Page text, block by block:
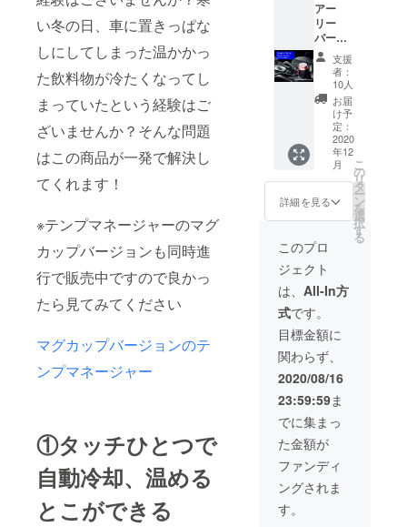
い冬の日、車に置きっぱな
しにしてしまった温かかっ
た飲料物が冷たくなってし
まっていたという経験はご
ざいませんか？そんな問題
はこの商品が一発で解決し
てくれます！
※テンプマネージャーのマグ
カップバージョンも同時進
行で販売中ですので良かっ
たら見てみてください
マグカップバージョンのテ
ンプマネージャー
①タッチひとつで
自動冷却、温める
とこができる
アー
リー
バード
通常販
売予定
価格
8800円
→5500
円 先着
10名様
限定
支援
者：
10人
お届
け予
定：
2020
年12
月
詳細を見る
こ
の
リ
タ
ー
ン
を
選
択
す
る
このプロ
ジェクト
は、 All-In方
式です。
目標金額に
関わらず、
2020/08/16
23:59:59ま
でに集まっ
た金額が
ファンディ
ングされま
す。